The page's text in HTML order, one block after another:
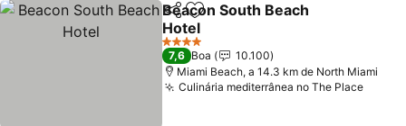
PartilharAdicionar aos favoritos
Beacon South Beach
Hotel
Ver preços
4 Estrelas
7,6 Boa
10.100
Miami Beach, a 14.3 km de North Miami
Culinária mediterrânea no The PlaceVer